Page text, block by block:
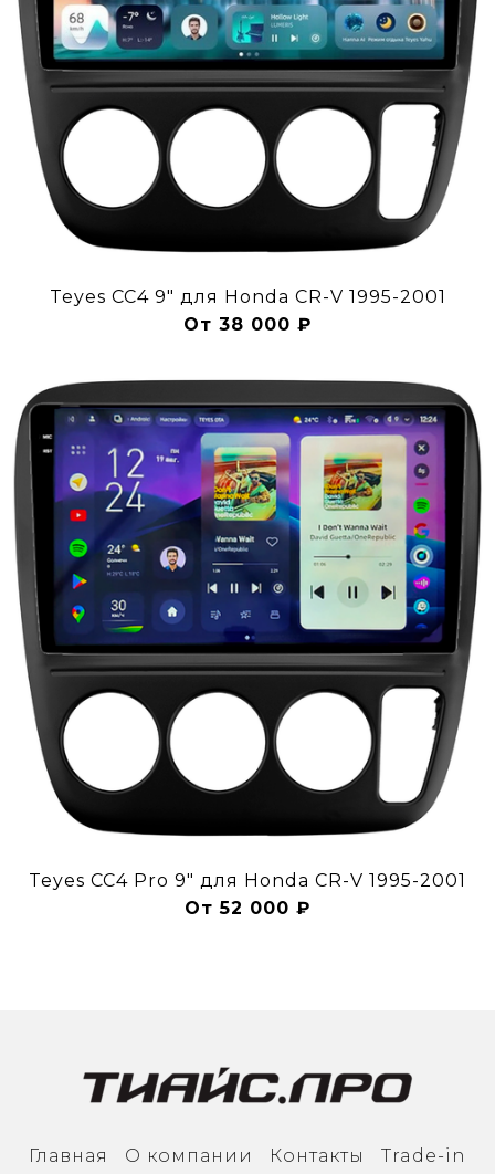
Teyes CC4 9" для Honda CR-V 1995-2001
От 38 000 ₽
Teyes CC4 Pro 9" для Honda CR-V 1995-2001
От 52 000 ₽
Главная О компании Контакты Trade-in